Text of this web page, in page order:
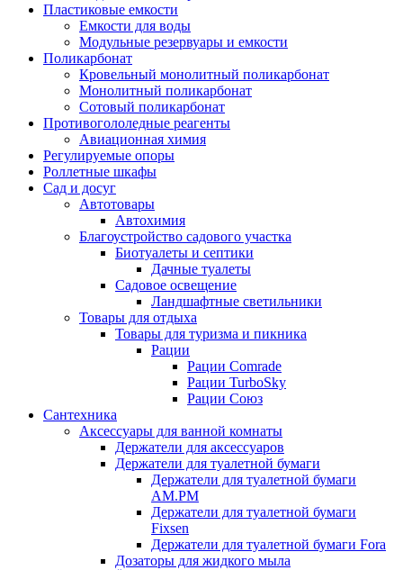
Пластиковые емкости
Емкости для воды
Модульные резервуары и емкости
Поликарбонат
Кровельный монолитный поликарбонат
Монолитный поликарбонат
Сотовый поликарбонат
Противогололедные реагенты
Авиационная химия
Регулируемые опоры
Роллетные шкафы
Сад и досуг
Автотовары
Автохимия
Благоустройство садового участка
Биотуалеты и септики
Дачные туалеты
Садовое освещение
Ландшафтные светильники
Товары для отдыха
Товары для туризма и пикника
Рации
Рации Comrade
Рации TurboSky
Рации Союз
Сантехника
Аксессуары для ванной комнаты
Держатели для аксессуаров
Держатели для туалетной бумаги
Держатели для туалетной бумаги
AM.PM
Держатели для туалетной бумаги
Fixsen
Держатели для туалетной бумаги Fora
Дозаторы для жидкого мыла